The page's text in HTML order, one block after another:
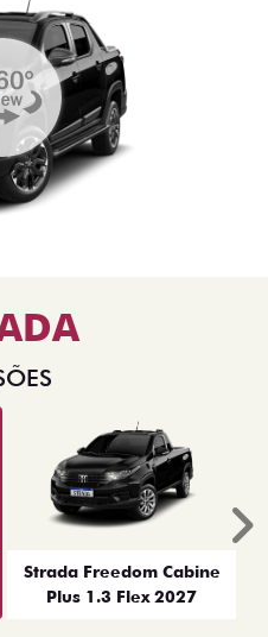
Strada Freedom Cabine
Plus 1.3 Flex 2027